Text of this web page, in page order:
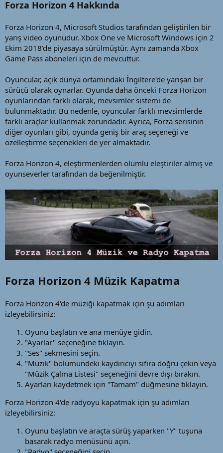
a
i
i
Forza Horizon 4 Hakkında
Forza Horizon 4, Microsoft Studios tarafından geliştirilen bir
yarış video oyunudur. Xbox One ve Microsoft Windows için 2
Ekim 2018'de piyasaya sürülmüştür. Aynı zamanda Xbox
Game Pass aboneleri için de mevcuttur.
Oyuncular, açık dünya ortamındaki İngiltere'de yarışan bir
sürücü olarak oynarlar. Oyunda daha önceki Forza Horizon
oyunlarından farklı olarak, mevsimler sistemi de
bulunmaktadır. Bu nedenle, oyuncular farklı mevsimlerde
farklı araçlar kullanmak zorundadır. Ayrıca, Forza serisinin
diğer oyunları gibi, oyunda geniş bir araç seçeneği ve
özelleştirme seçenekleri de yer almaktadır.
Forza Horizon 4, eleştirmenlerden olumlu eleştiriler almış ve
oyunseverler tarafından da beğenilmiştir.
Forza Horizon 4 Müzik Kapatma
Forza Horizon 4'de müziği kapatmak için şu adımları
izleyebilirsiniz:
Oyunu başlatın ve ana menüye gidin.
"Ayarlar" seçeneğine tıklayın.
"Ses" sekmesini seçin.
"Müzik" bölümündeki kaydırıcıyı sıfıra doğru çekin veya
"Müzik Çalma Listesi" seçeneğini devre dışı bırakın.
Ayarları kaydetmek için "Tamam" düğmesine tıklayın.
Forza Horizon 4'de radyoyu kapatmak için şu adımları
izleyebilirsiniz:
Oyunu başlatın ve araçta sürüş yaparken "Y" tuşuna
basarak radyo menüsünü açın.